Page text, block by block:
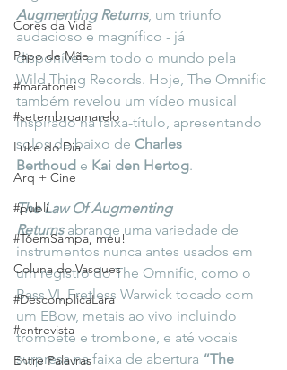
Cores da Vida
Papo de Mãe
#maratonei
#setembroamarelo
Luke do Dia
Arq + Cine
#publi
#TôemSampa, meu!
Coluna do Vasques
#DescomplicaLara
#entrevista
Entre Palavras
Augmenting Returns, um triunfo
audacioso e magnífico - já
disponível em todo o mundo pela
Wild Thing Records. Hoje, The Omnific
também revelou um vídeo musical
inspirado na faixa-título, apresentando
solos de baixo de Charles
Berthoud e Kai den Hertog.
The Law Of Augmenting
Returns abrange uma variedade de
instrumentos nunca antes usados em
um registro do The Omnific, como o
Bass VI, Fretless Warwick tocado com
um EBow, metais ao vivo incluindo
trompete e trombone, e até vocais
surpresa na faixa de abertura “The